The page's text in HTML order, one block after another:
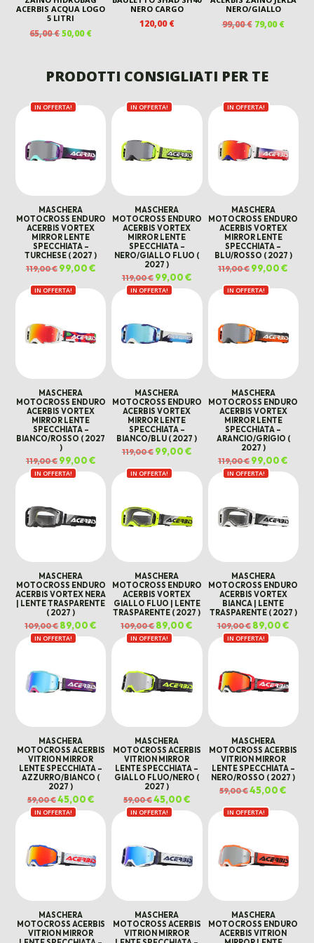
ACERBIS ACQUA LOGO
5 LITRI
65,00€IL
ERA:
65,00 €.
50,00€IL
È:
50,00 €.
NERO CARGO
120,00€
NERO/GIALLO
99,00€ IL
99,00 €.
79,00€IL
PRODOTTI CONSIGLIATI PER TE
IN OFFERTA!
MASCHERA
MOTOCROSS ENDURO
ACERBIS VORTEX
MIRROR LENTE
SPECCHIATA –
TURCHESE ( 2027 )
119,00€ Il
prezzo
era:
119,00 €.
99,00€Il
prezzo
attuale
è:
99,00 €.
IN OFFERTA!
MASCHERA
MOTOCROSS ENDURO
ACERBIS VORTEX
MIRROR LENTE
SPECCHIATA –
NERO/GIALLO FLUO (
2027 )
119,00€ Il
prezzo
originale
era:
99,00€Il
prezzo
attuale
è:
99,00 €.
IN OFFERTA!
MASCHERA
MOTOCROSS ENDURO
ACERBIS VORTEX
MIRROR LENTE
SPECCHIATA –
BLU/ROSSO ( 2027 )
119,00€ Il
prezzo
era:
119,00 €.
99,00€
è:
99,00
IN OFFERTA!
MASCHERA
MOTOCROSS ENDURO
ACERBIS VORTEX
MIRROR LENTE
SPECCHIATA –
BIANCO/ROSSO ( 2027
)
119,00€ Il
prezzo
originale
era:
99,00€Il
prezzo
attuale
è:
99,00 €.
IN OFFERTA!
MASCHERA
MOTOCROSS ENDURO
ACERBIS VORTEX
MIRROR LENTE
SPECCHIATA –
BIANCO/BLU ( 2027 )
119,00€ Il
prezzo
era:
119,00 €.
99,00€Il
prezzo
attuale
è:
99,00 €.
IN OFFERTA!
MASCHERA
MOTOCROSS ENDURO
ACERBIS VORTEX
MIRROR LENTE
SPECCHIATA –
ARANCIO/GRIGIO (
2027 )
119,00€ Il
prezzo
originale
era:
99,00€
è:
99,00
IN OFFERTA!
MASCHERA
MOTOCROSS ENDURO
ACERBIS VORTEX NERA
| LENTE TRASPARENTE
( 2027 )
109,00€Il
prezzo
originale
era:
89,00€
prezzo
attuale
è:
89,00 €.
IN OFFERTA!
MASCHERA
MOTOCROSS ENDURO
ACERBIS VORTEX
GIALLO FLUO | LENTE
TRASPARENTE ( 2027 )
109,00€Il
prezzo
originale
era:
89,00€
prezzo
attuale
è:
89,00 €.
IN OFFERTA!
MASCHERA
MOTOCROSS ENDURO
ACERBIS VORTEX
BIANCA | LENTE
TRASPARENTE ( 2027 )
109,00€ Il
prezzo
originale
era:
89,00€Il
è:
89,00
IN OFFERTA!
MASCHERA
MOTOCROSS ACERBIS
VITRION MIRROR
LENTE SPECCHIATA –
AZZURRO/BIANCO (
2027 )
59,00€Il
prezzo
originale
era:
45,00€Il
prezzo
attuale
45,00 €.
IN OFFERTA!
MASCHERA
MOTOCROSS ACERBIS
VITRION MIRROR
LENTE SPECCHIATA –
GIALLO FLUO/NERO (
2027 )
59,00€Il
prezzo
originale
era:
45,00€Il
prezzo
attuale
45,00 €.
IN OFFERTA!
MASCHERA
MOTOCROSS ACERBIS
VITRION MIRROR
LENTE SPECCHIATA –
NERO/ROSSO ( 2027 )
59,00€Il
prezzo
era:
59,00 €.
45,00€
è:
45,00
IN OFFERTA!
MASCHERA
MOTOCROSS ACERBIS
VITRION MIRROR
IN OFFERTA!
MASCHERA
MOTOCROSS ACERBIS
VITRION MIRROR
IN OFFERTA!
MASCHERA
MOTOCROSS ENDURO
ACERBIS VITRION